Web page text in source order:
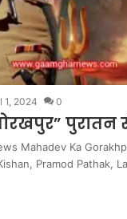
1, 2024 0
Mahadev Ka
Pramod Pathak,